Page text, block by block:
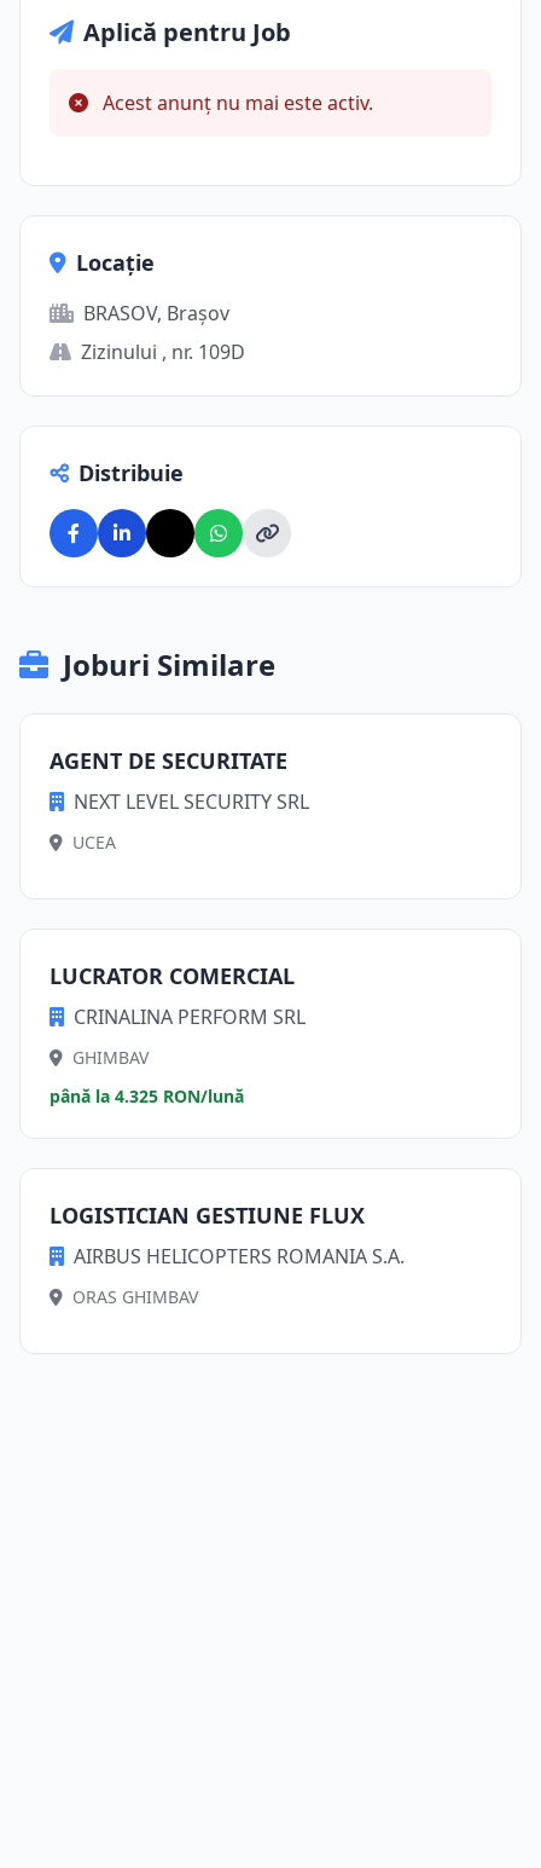
Aplică pentru Job
Acest anunț nu mai este activ.
Locație
BRASOV, Brașov
Zizinului , nr. 109D
Distribuie
Joburi Similare
AGENT DE SECURITATE
NEXT LEVEL SECURITY SRL
UCEA
LUCRATOR COMERCIAL
CRINALINA PERFORM SRL
GHIMBAV
până la 4.325 RON/lună
LOGISTICIAN GESTIUNE FLUX
AIRBUS HELICOPTERS ROMANIA S.A.
ORAS GHIMBAV